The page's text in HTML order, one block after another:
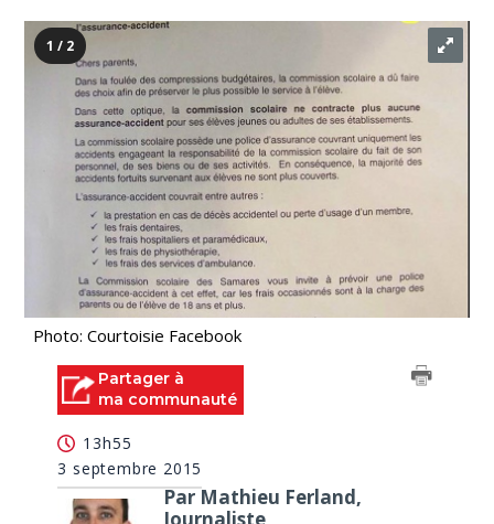
1 / 2
Photo: Courtoisie Facebook
Partager à
ma communauté
13h55
3 septembre 2015
Par Mathieu Ferland,
Journaliste